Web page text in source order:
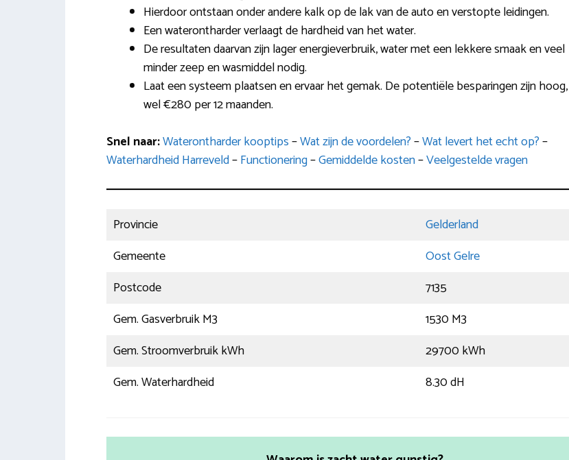
Hierdoor ontstaan onder andere kalk op de lak van de auto en verstopte leidingen.
Een waterontharder verlaagt de hardheid van het water.
De resultaten daarvan zijn lager energieverbruik, water met een lekkere smaak en veel
minder zeep en wasmiddel nodig.
Laat een systeem plaatsen en ervaar het gemak. De potentiële besparingen zijn hoog,
wel €280 per 12 maanden.
Snel naar:Waterontharder kooptips–Wat zijn de voordelen?–Wat levert het echt op?–
Waterhardheid Harreveld–Functionering–Gemiddelde kosten–Veelgestelde vragen
Provincie
Gelderland
Gemeente
Oost Gelre
Postcode
7135
Gem. Gasverbruik M3
1530 M3
Gem. Stroomverbruik kWh
29700 kWh
Gem. Waterhardheid
8.30 dH